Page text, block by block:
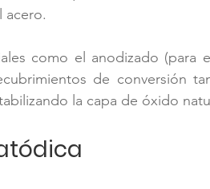
acero.
como el anodizado (para
de conversión
la capa de óxido